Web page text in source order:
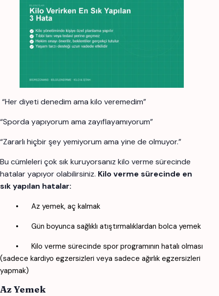
“Her diyeti denedim ama kilo veremedim”
“Sporda yapıyorum ama zayıflayamıyorum”
“Zararlı hiçbir şey yemiyorum ama yine de olmuyor.”
Bu cümleleri çok sık kuruyorsanız kilo verme sürecinde
hatalar yapıyor olabilirsiniz. Kilo verme sürecinde en
sık yapılan hatalar:
• Az yemek, aç kalmak
• Gün boyunca sağlıklı atıştırmalıklardan bolca yemek
•
Kilo verme sürecinde spor programının hatalı olması
(sadece kardiyo egzersizleri veya sadece ağırlık egzersizleri
yapmak)
Az Yemek